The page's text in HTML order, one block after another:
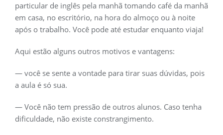
particular de inglês pela manhã tomando café da manhã
em casa, no escritório, na hora do almoço ou à noite
após o trabalho. Você pode até estudar enquanto viaja!
Aqui estão alguns outros motivos e vantagens:
— você se sente a vontade para tirar suas dúvidas, pois
a aula é só sua.
— Você não tem pressão de outros alunos. Caso tenha
dificuldade, não existe constrangimento.